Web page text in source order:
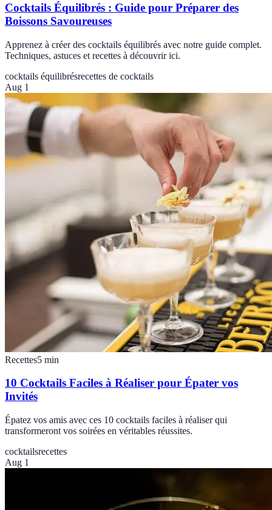
Cocktails Équilibrés : Guide pour Préparer des
Boissons Savoureuses
Apprenez à créer des cocktails équilibrés avec notre guide complet.
Techniques, astuces et recettes à découvrir ici.
cocktails équilibrésrecettes de cocktails
Aug 1
Recettes5 min
10 Cocktails Faciles à Réaliser pour Épater vos
Invités
Épatez vos amis avec ces 10 cocktails faciles à réaliser qui
transformeront vos soirées en véritables réussites.
cocktailsrecettes
Aug 1